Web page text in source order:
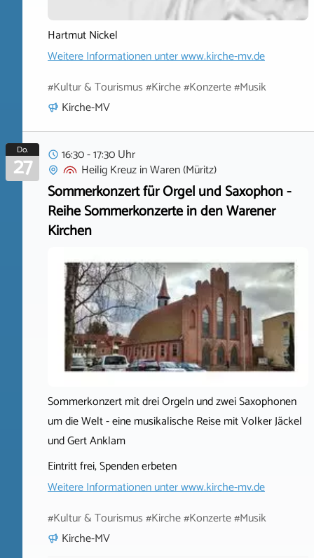
Hartmut Nickel
Weitere Informationen unterwww.kirche-mv.de
#Kultur & Tourismus #Kirche #Konzerte #Musik
Kirche-MV
Do.
27
16:30 - 17:30 Uhr
Heilig KreuzinWaren (Müritz)
Sommerkonzert für Orgel und Saxophon -
Reihe Sommerkonzerte in den Warener
Kirchen
Sommerkonzert mit drei Orgeln und zwei Saxophonen
um die Welt - eine musikalische Reise mit Volker Jäckel
und Gert Anklam
Eintritt frei, Spenden erbeten
Weitere Informationen unterwww.kirche-mv.de
#Kultur & Tourismus #Kirche #Konzerte #Musik
Kirche-MV